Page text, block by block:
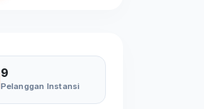
9
Pelanggan Instansi